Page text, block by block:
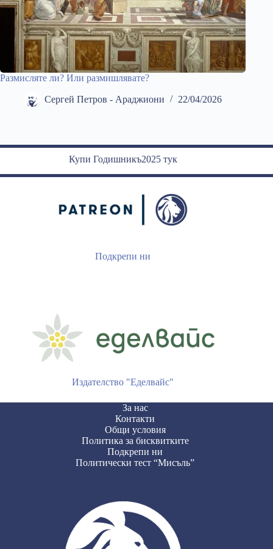
Размисляте ли? Или размишлявате?
Сергей Петров - Араджиони 22/04/2026
Купи Годишникъ2025 тук
Подкрепи ни
Издателство "Еделвайс"
За нас
Контакти
Общи условия
Политика за бисквитките
Подкрепи ни
Политически тест “Мисъль”